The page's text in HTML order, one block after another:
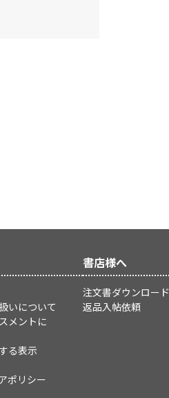
いについて
メントに
る表示
ポリシー
書店様へ
注文書ダウンロード
返品入帖依頼